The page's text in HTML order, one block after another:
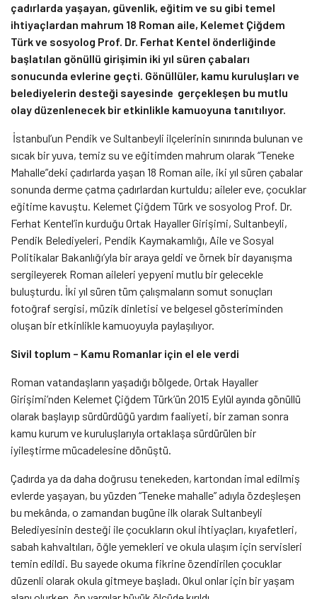
çadırlarda yaşayan, güvenlik, eğitim ve su gibi temel
ihtiyaçlardan mahrum 18 Roman aile, Kelemet Çiğdem
Türk ve sosyolog Prof. Dr. Ferhat Kentel önderliğinde
başlatılan gönüllü girişimin iki yıl süren çabaları
sonucunda evlerine geçti. Gönüllüler, kamu kuruluşları ve
belediyelerin desteği sayesinde gerçekleşen bu mutlu
olay düzenlenecek bir etkinlikle kamuoyuna tanıtılıyor.
İstanbul’un Pendik ve Sultanbeyli ilçelerinin sınırında bulunan ve
sıcak bir yuva, temiz su ve eğitimden mahrum olarak “Teneke
Mahalle”deki çadırlarda yaşan 18 Roman aile, iki yıl süren çabalar
sonunda derme çatma çadırlardan kurtuldu; aileler eve, çocuklar
eğitime kavuştu. Kelemet Çiğdem Türk ve sosyolog Prof. Dr.
Ferhat Kentel’in kurduğu Ortak Hayaller Girişimi, Sultanbeyli,
Pendik Belediyeleri, Pendik Kaymakamlığı, Aile ve Sosyal
Politikalar Bakanlığı’yla bir araya geldi ve örnek bir dayanışma
sergileyerek Roman aileleri yepyeni mutlu bir gelecekle
buluşturdu. İki yıl süren tüm çalışmaların somut sonuçları
fotoğraf sergisi, müzik dinletisi ve belgesel gösteriminden
oluşan bir etkinlikle kamuoyuyla paylaşılıyor.
Sivil toplum – Kamu Romanlar için el ele verdi
Roman vatandaşların yaşadığı bölgede, Ortak Hayaller
Girişimi’nden Kelemet Çiğdem Türk’ün 2015 Eylül ayında gönüllü
olarak başlayıp sürdürdüğü yardım faaliyeti, bir zaman sonra
kamu kurum ve kuruluşlarıyla ortaklaşa sürdürülen bir
iyileştirme mücadelesine dönüştü.
Çadırda ya da daha doğrusu tenekeden, kartondan imal edilmiş
evlerde yaşayan, bu yüzden “Teneke mahalle” adıyla özdeşleşen
bu mekânda, o zamandan bugüne ilk olarak Sultanbeyli
Belediyesinin desteği ile çocukların okul ihtiyaçları, kıyafetleri,
sabah kahvaltıları, öğle yemekleri ve okula ulaşım için servisleri
temin edildi. Bu sayede okuma fikrine özendirilen çocuklar
düzenli olarak okula gitmeye başladı. Okul onlar için bir yaşam